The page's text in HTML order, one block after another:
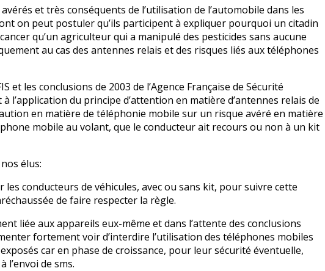
et très conséquents de l’utilisation de l’automobile dans les
on peut postuler qu’ils participent à expliquer pourquoi un citadin
qu’un agriculteur qui a manipulé des pesticides sans aucune
au cas des antennes relais et des risques liés aux téléphones
et les conclusions de 2003 de l’Agence Française de Sécurité
l’application du principe d’attention en matière d’antennes relais de
en matière de téléphonie mobile sur un risque avéré en matière
mobile au volant, que le conducteur ait recours ou non à un kit
élus:
les conducteurs de véhicules, avec ou sans kit, pour suivre cette
de faire respecter la règle.
liée aux appareils eux-même et dans l’attente des conclusions
fortement voir d’interdire l’utilisation des téléphones mobiles
car en phase de croissance, pour leur sécurité éventuelle,
de sms.